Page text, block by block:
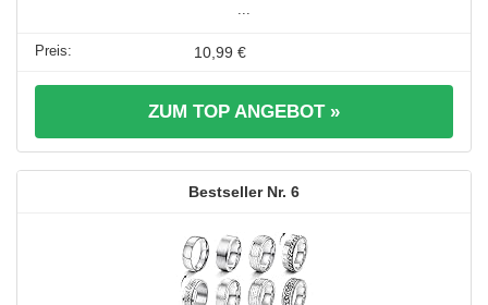
...
10,99 €
ZUM TOP ANGEBOT »
6